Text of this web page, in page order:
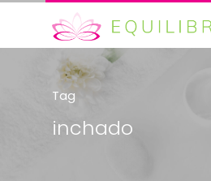
Hit enter to search or ESC to close
Tag
inchado